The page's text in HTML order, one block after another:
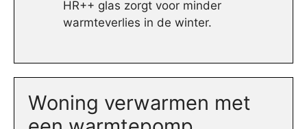
HR++ glas zorgt voor minder
warmteverlies in de winter.
Woning verwarmen met